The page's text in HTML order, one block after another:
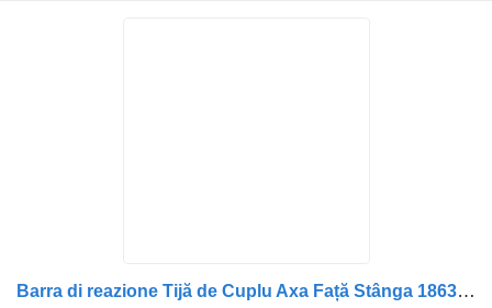
Barra di reazione Tijă de Cuplu Axa Față Stânga 1863130-1438475 per camion Scania 1863130 / 1438475